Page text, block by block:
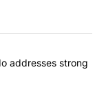
articles in the last
Rep. Acevedo
addresses strong